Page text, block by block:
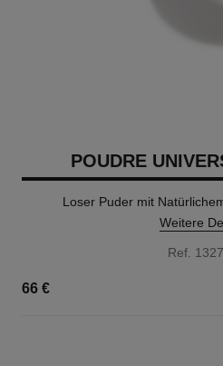
POUDRE
Loser Puder mit
Weitere
Ref.
66 €